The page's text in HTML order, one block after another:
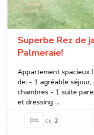
Superbe Rez de
Palmeraie!
Appartement spacieux
de: - 1 agréable
chambres - 1 suite
et dressing ...
Ch 2